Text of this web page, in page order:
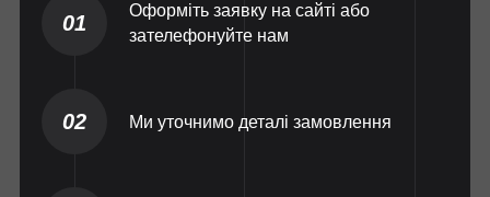
01
Оформіть заявку на сайті або
зателефонуйте нам
02 Ми уточнимо деталі замовлення